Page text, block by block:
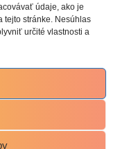
údaje, ako je
tejto stránke. Nesúhlas
určité vlastnosti a